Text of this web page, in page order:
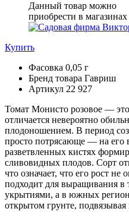
Данный товар можно
приобрести в магазинах
Купить
Фасовка 0,05 г
Бренд товара Гавриш
Артикул 22 927
Томат Монисто розовое —
отличается невероятно
плодоношением. В период
просто потрясающе — на его
разветвленных кистях
сливовидных плодов. Сорт
что означает, что его рост
подходит для выращивания
укрытиями, а в южных
открытом грунте, подвязывая